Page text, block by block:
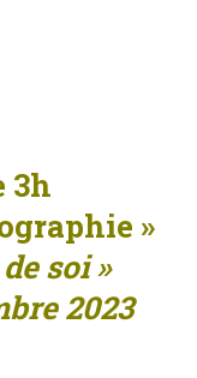
3h
»
soi »
2023